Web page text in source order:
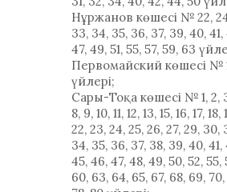
Нұржанов көшесі № 22,
33, 34, 35, 36, 37, 39, 40,
47, 49, 51, 55, 57, 59, 63
Первомайский көшесі №
үйлері;
Сары-Тоқа көшесі № 1, 2,
8, 9, 10, 11, 12, 13, 15, 16, 17, 18,
22, 23, 24, 25, 26, 27, 29, 30,
34, 35, 36, 37, 38, 39, 40,
45, 46, 47, 48, 49, 50, 52, 55,
60, 63, 64, 65, 67, 68, 69, 70,